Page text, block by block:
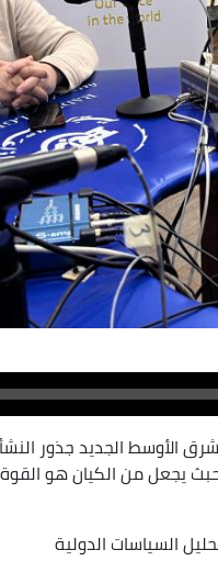
الأوسط الجديد جذور
يجعل من الكيان هو
السياسات الدولية